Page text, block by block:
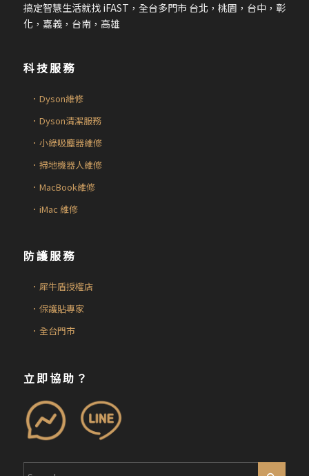
搞定智慧生活就找 iFAST ，全台多門市 台北，桃園，台中，彰
化，嘉義，台南，高雄
科技服務
．Dyson維修
．Dyson清潔服務
．小綠吸塵器維修
．掃地機器人維修
．MacBook維修
．iMac 維修
防護服務
．犀牛盾授權店
．保護貼專家
．全台門市
立即協助？